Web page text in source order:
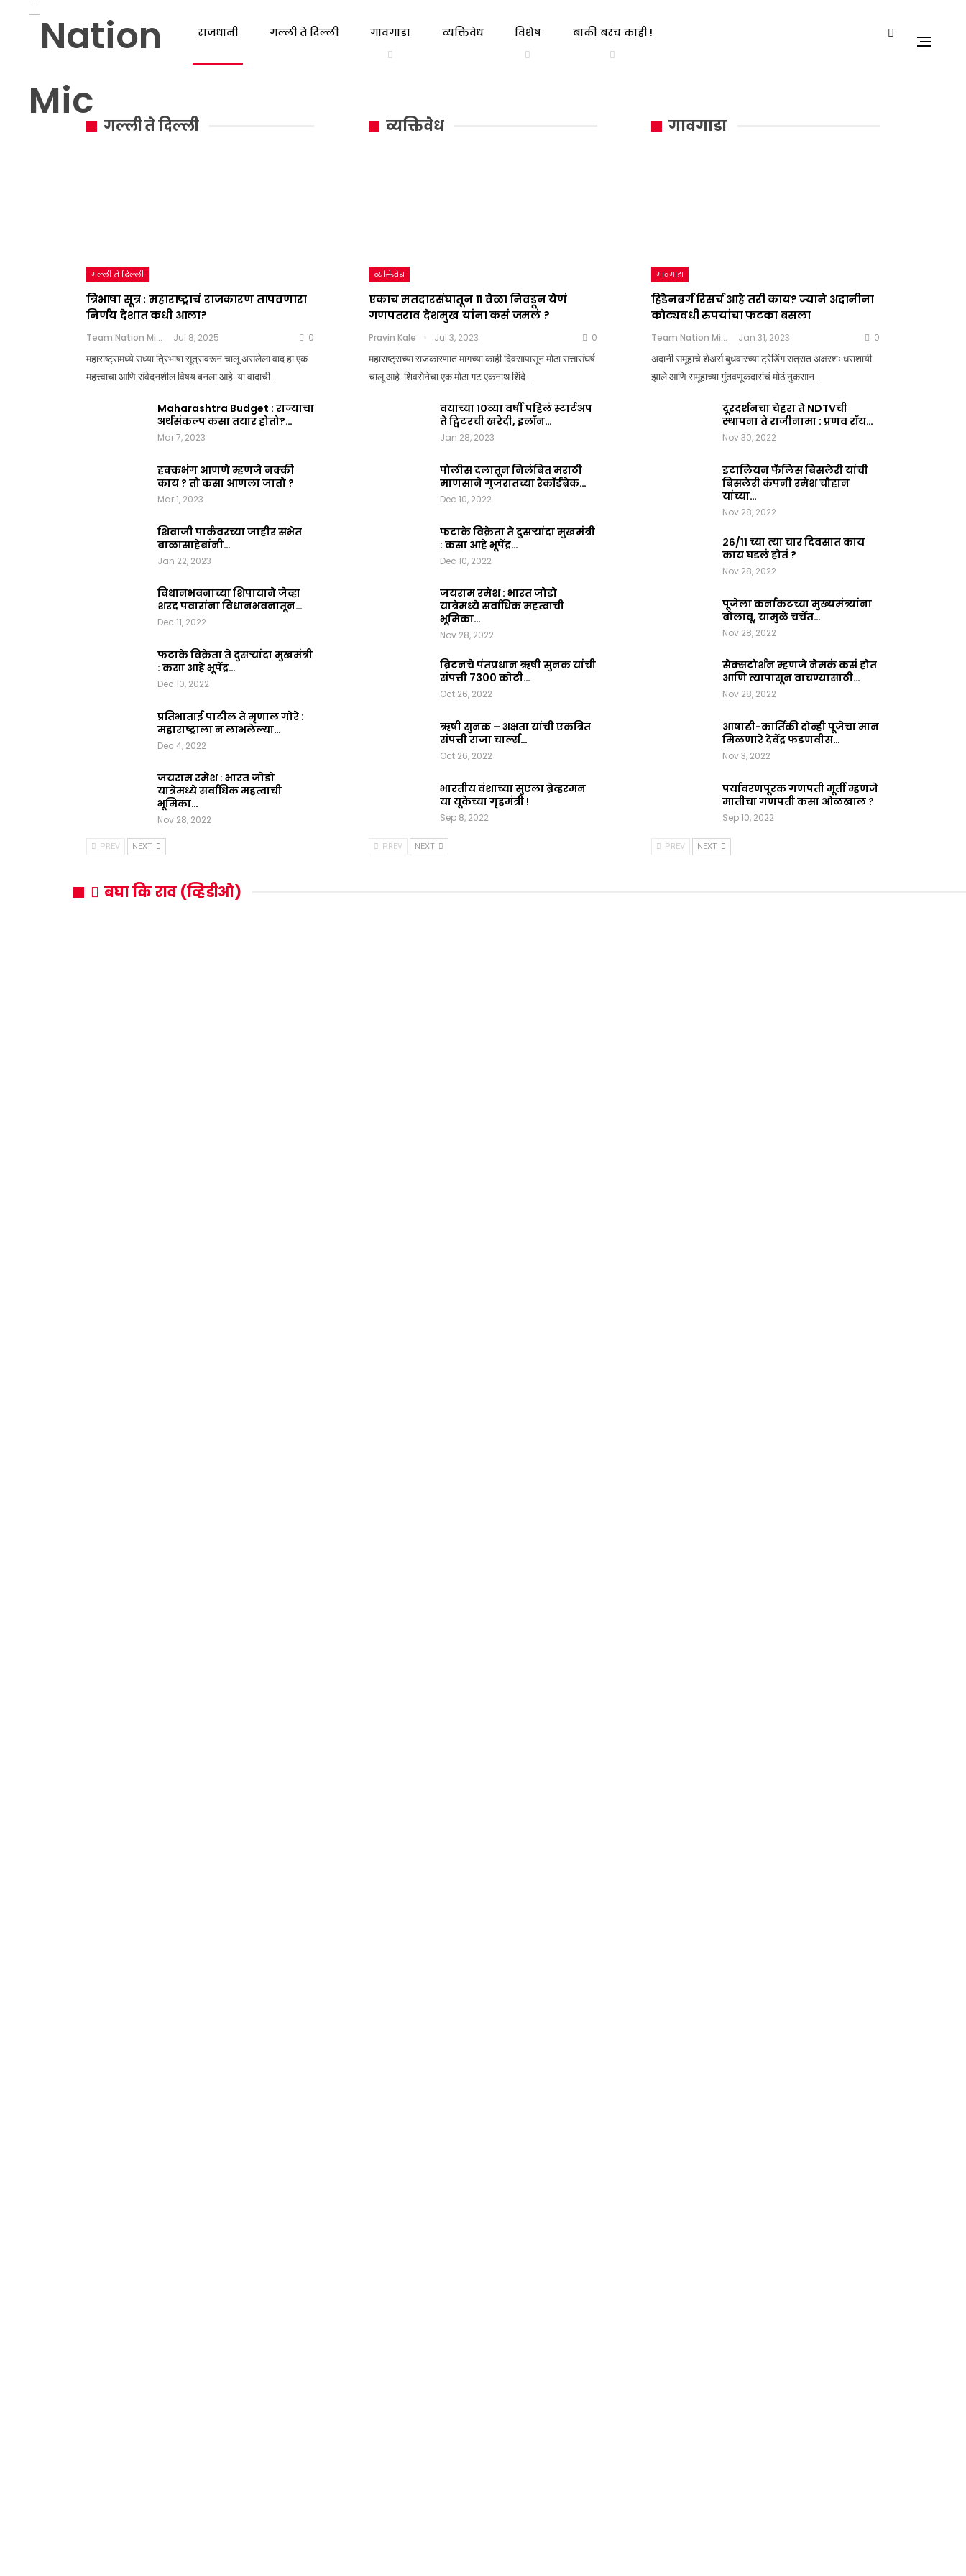
राजधानी गल्ली ते दिल्ली गावगाडा व्यक्तिवेध विशेष बाकी बरंच काही !
कधी
आला?
Jul
8,
0
यांना
कसं
जमलं
?
Pravin Kale
Jul
गल्ली ते दिल्ली
गल्ली ते दिल्ली
त्रिभाषा सूत्र : महाराष्ट्राचं राजकारण तापवणारा
निर्णय देशात कधी आला?
Team Nation Mic Jul 8, 2025 0
महाराष्ट्रामध्ये सध्या त्रिभाषा सूत्रावरून चालू असलेला वाद हा एक
महत्त्वाचा आणि संवेदनशील विषय बनला आहे. या वादाची…
Maharashtra Budget : राज्याचा
अर्थसंकल्प कसा तयार होतो?…
Mar 7, 2023
हक्कभंग आणणे म्हणजे नक्की
काय ? तो कसा आणला जातो ?
Mar 1, 2023
शिवाजी पार्कवरच्या जाहीर सभेत
बाळासाहेबांनी…
Jan 22, 2023
विधानभवनाच्या शिपायाने जेव्हा
शरद पवारांना विधानभवनातून…
Dec 11, 2022
फटाके विक्रेता ते दुसऱ्यांदा मुखमंत्री
: कसा आहे भूपेंद्र…
Dec 10, 2022
प्रतिभाताई पाटील ते मृणाल गोरे :
महाराष्ट्राला न लाभलेल्या…
Dec 4, 2022
जयराम रमेश : भारत जोडो
यात्रेमध्ये सर्वाधिक महत्वाची
भूमिका…
Nov 28, 2022
PREV NEXT
व्यक्तिवेध
व्यक्तिवेध
एकाच मतदारसंघातून ११ वेळा निवडून येणं
गणपतराव देशमुख यांना कसं जमलं ?
Pravin Kale Jul 3, 2023 0
महाराष्ट्राच्या राजकारणात मागच्या काही दिवसापासून मोठा सत्तासंघर्ष
चालू आहे. शिवसेनेचा एक मोठा गट एकनाथ शिंदे…
वयाच्या १०व्या वर्षी पहिलं स्टार्टअप
ते ट्विटरची खरेदी, इलॉन…
Jan 28, 2023
पोलीस दलातून निलंबित मराठी
माणसाने गुजरातच्या रेकॉर्डब्रेक…
Dec 10, 2022
फटाके विक्रेता ते दुसऱ्यांदा मुखमंत्री
: कसा आहे भूपेंद्र…
Dec 10, 2022
जयराम रमेश : भारत जोडो
यात्रेमध्ये सर्वाधिक महत्वाची
भूमिका…
Nov 28, 2022
ब्रिटनचे पंतप्रधान ऋषी सुनक यांची
संपत्ती 7300 कोटी…
Oct 26, 2022
ऋषी सुनक – अक्षता यांची एकत्रित
संपत्ती राजा चार्ल्स…
Oct 26, 2022
भारतीय वंशाच्या सुएला ब्रेव्हरमन
या यूकेच्या गृहमंत्री !
Sep 8, 2022
PREV NEXT
गावगाडा
गावगाडा
हिंडेनबर्ग रिसर्च आहे तरी काय? ज्याने अदानीना
कोट्यवधी रुपयांचा फटका बसला
Team Nation Mic Jan 31, 2023 0
अदानी समूहाचे शेअर्स बुधवारच्या ट्रेडिंग सत्रात अक्षरशः धराशायी
झाले आणि समूहाच्या गुंतवणूकदारांचं मोठं नुकसान…
दूरदर्शनचा चेहरा ते NDTVची
स्थापना ते राजीनामा : प्रणव रॉय…
Nov 30, 2022
इटालियन फॅलिस बिसलेरी यांची
बिसलेरी कंपनी रमेश चौहान
यांच्या…
Nov 28, 2022
२६/११ च्या त्या चार दिवसात काय
काय घडलं होतं ?
Nov 28, 2022
पूजेला कर्नाकटच्या मुख्यमंत्र्यांना
बोलावू, यामुळे चर्चेत…
Nov 28, 2022
सेक्सटोर्शन म्हणजे नेमकं कसं होत
आणि त्यापासून वाचण्यासाठी…
Nov 28, 2022
आषाढी-कार्तिकी दोन्ही पूजेचा मान
मिळणारे देवेंद्र फडणवीस…
Nov 3, 2022
पर्यावरणपूरक गणपती मूर्ती म्हणजे
मातीचा गणपती कसा ओळखाल ?
Sep 10, 2022
PREV NEXT
बघा कि राव (व्हिडीओ)